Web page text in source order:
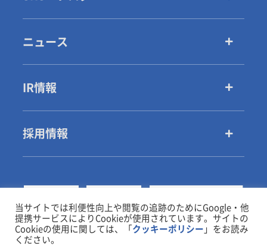
ニュース
IR情報
採用情報
当サイトでは利便性向上や閲覧の追跡のためにGoogle・他
提携サービスによりCookieが使用されています。サイトの
Cookieの使用に関しては、「 クッキーポリシー 」をお読み
ください。